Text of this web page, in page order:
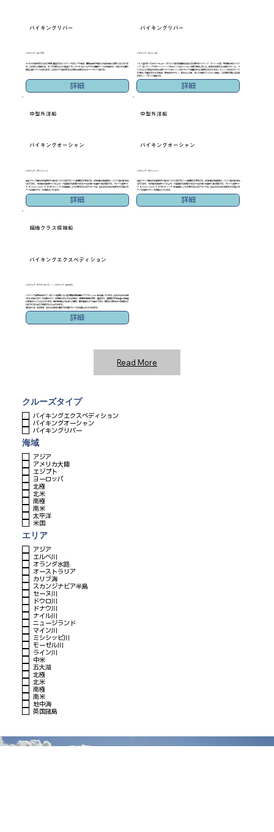
バイキングリバー
バイキング・エジプト
ナイル川を航行するために特別に建造されたバイキングのエジプト船は、国際水準の快適さと気品を備えた設計となっていま
す。この新しい客船には、すべての広々とした客室にフレンチバルコニーとホテル仕様のベッドが完備され、光あふれる開放
的な共用スペースがあります。このエリアを航行する中で最も洗練されたリバークルーズ船です。
詳細
バイキングリバー
バイキング・ミシシッピ
193室のすべてがリバービュー、計386名のお客様をお迎えする最新のバイキング・ミシシッピは、受賞歴を持つバイキ
ング・ロングシップやオーシャンシップからインスピレーションを得て誕生しました。船内は洗練された北欧デザインと、ゲ
ストにとって馴染みのある共用スペースをミシシッピ川クルーズ仕様に新たに再設計されています。ミシシッピ川のクルーズ
に特化して建造されたこの船は、最先端のデザイン、広々とした窓、そして快適なアメニティを備え、この地域で初となる真
のモダン・クルーズ客船です。
詳細
中型外洋船
バイキングオーシャン
バイキング・オーシャン II
全室ベランダ付きの小型最新外洋船を2028年までに14隻保有する予定です。各姉妹船の乗客数は1,000名未満に抑え
られており、その絶妙な船体サイズにより、大型客船では接岸できない大半の港へも直接入港が可能です。クルーズ批評サイ
ト『Cruise Critic』で「スモールシップ（小型客船）」に分類されるこのフリートは、控えめながらも洗練された気品とモ
ダンな北欧デザインを特徴としています。
詳細
中型外洋船
バイキングオーシャン
バイキング・オーシャン I
全室ベランダ付きの小型最新外洋船を2028年までに14隻保有する予定です。各姉妹船の乗客数は1,000名未満に抑え
られており、その絶妙な船体サイズにより、大型客船では接岸できない大半の港へも直接入港が可能です。クルーズ批評サイ
ト『Cruise Critic』で「スモールシップ（小型客船）」に分類されるこのフリートは、控えめながらも洗練された気品とモ
ダンな北欧デザインを特徴としています。
詳細
極地クラス探検船
バイキングエクスペディション
バイキング・オクタンティス / バイキング・ポラリス
詳細
Read More
クルーズタイプ
バイキングエクスペディション
バイキングオーシャン
バイキングリバー
海域
アジア
アメリカ大陸
エジプト
ヨーロッパ
北極
北米
南極
南米
太平洋
米国
エリア
アジア
エルベ川
オランダ水路
オーストラリア
カリブ海
スカンジナビア半島
セーヌ川
ドウロ川
ドナウ川
ナイル川
ニュージランド
マイン川
ミシシッピ川
モーゼル川
ライン川
中米
五大湖
北極
北米
南極
南米
地中海
英国諸島